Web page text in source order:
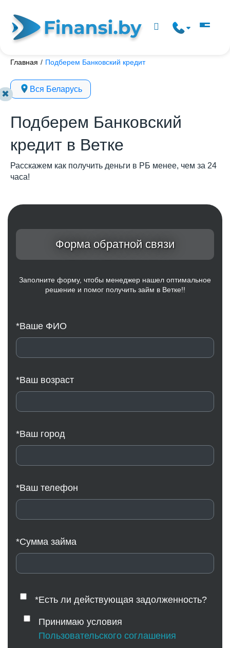
✖
Главная / Подберем Банковский кредит
Вся Беларусь
Подберем Банковский
кредит в Ветке
Расскажем как получить деньги в РБ менее, чем за 24
часа!
Форма обратной связи
Заполните форму, чтобы менеджер нашел оптимальное
решение и помог получить займ в Ветке!!
*Ваше ФИО
*Ваш возраст
*Ваш город
*Ваш телефон
*Сумма займа
*Есть ли действующая задолженность?
Принимаю условия
Пользовательского соглашения